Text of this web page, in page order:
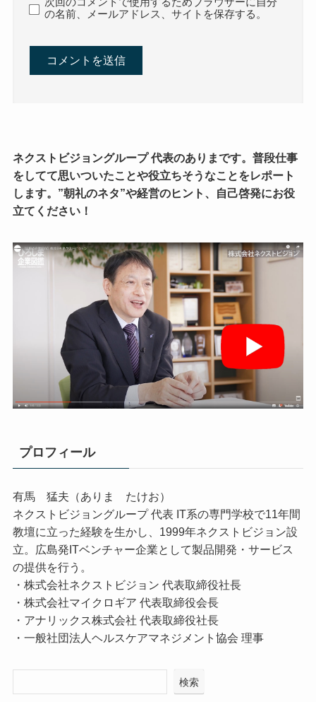
の名前、メールアドレス、サイトを保存する。
ネクストビジョングループ 代表のありまです。普段仕事
をしてて思いついたことや役立ちそうなことをレポート
します。”朝礼のネタ”や経営のヒント、自己啓発にお役
立てください！
プロフィール
有馬 猛夫（ありま たけお）
ネクストビジョングループ 代表 IT系の専門学校で11年間
教壇に立った経験を生かし、1999年ネクストビジョン設
立。広島発ITベンチャー企業として製品開発・サービス
の提供を行う。
・株式会社ネクストビジョン 代表取締役社長
・株式会社マイクロギア 代表取締役会長
・アナリックス株式会社 代表取締役社長
・一般社団法人ヘルスケアマネジメント協会 理事
検索